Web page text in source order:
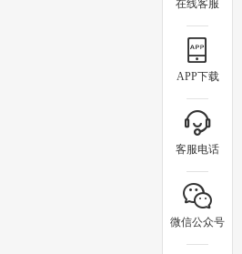
在线客服
APP下载
客服电话
微信公众号